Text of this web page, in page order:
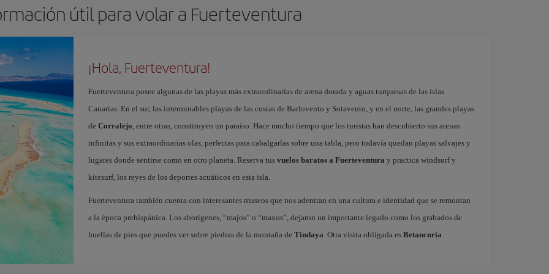
útil para volar a Fuerteventura
¡Hola, Fuerteventura!
Fuerteventura posee algunas de las playas más extraordinarias de arena dorada y aguas turquesas de las islas
Canarias. En el sur, las interminables playas de las costas de Barlovento y Sotavento, y en el norte, las grandes playas
de Corralejo, entre otras, constituyen un paraíso. Hace mucho tiempo que los turistas han descubierto sus arenas
infinitas y sus extraordinarias olas, perfectas para cabalgarlas sobre una tabla, pero todavía quedan playas salvajes y
lugares donde sentirse como en otro planeta. Reserva tus vuelos baratos a Fuerteventura y practica windsurf y
kitesurf, los reyes de los deportes acuáticos en esta isla.
Fuerteventura también cuenta con interesantes museos que nos adentran en una cultura e identidad que se remontan
a la época prehispánica. Los aborígenes, “majos” o “maxos”, dejaron un importante legado como los grabados de
huellas de pies que puedes ver sobre piedras de la montaña de Tindaya. Otra visita obligada es Betancuria